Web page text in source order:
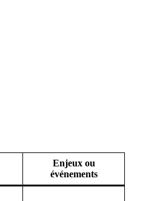
Enjeux ou
événements